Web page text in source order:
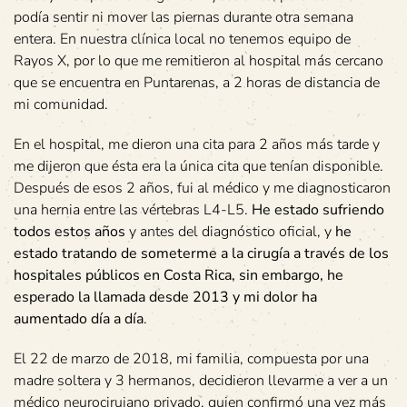
podía sentir ni mover las piernas durante otra semana
entera. En nuestra clínica local no tenemos equipo de
Rayos X, por lo que me remitieron al hospital más cercano
que se encuentra en Puntarenas, a 2 horas de distancia de
mi comunidad.
En el hospital, me dieron una cita para 2 años más tarde y
me dijeron que ésta era la única cita que tenían disponible.
Después de esos 2 años, fui al médico y me diagnosticaron
una hernia entre las vértebras L4-L5. He estado sufriendo
todos estos años y antes del diagnóstico oficial, y he
estado tratando de someterme a la cirugía a través de los
hospitales públicos en Costa Rica, sin embargo, he
esperado la llamada desde 2013 y mi dolor ha
aumentado día a día.
El 22 de marzo de 2018, mi familia, compuesta por una
madre soltera y 3 hermanos, decidieron llevarme a ver a un
médico neurocirujano privado, quien confirmó una vez más